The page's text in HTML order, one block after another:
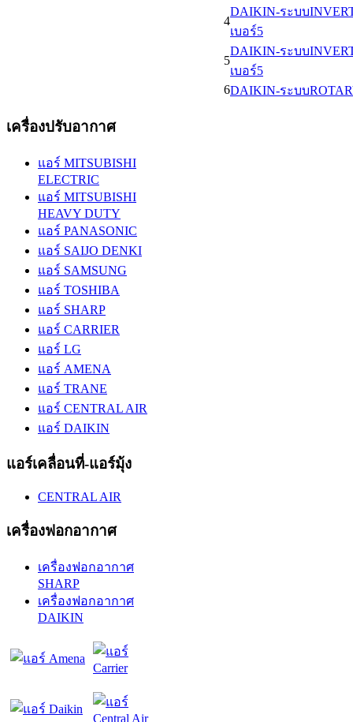
4
DAIKIN-ระบบ
เบอร์5
5
DAIKIN-ระบบ
เบอร์5
6DAIKIN-ระบบ
เครื่องปรับอากาศ
แอร์ MITSUBISHI
ELECTRIC
แอร์ MITSUBISHI
HEAVY DUTY
แอร์ PANASONIC
แอร์ SAIJO DENKI
แอร์ SAMSUNG
แอร์ TOSHIBA
แอร์ SHARP
แอร์ CARRIER
แอร์ LG
แอร์ AMENA
แอร์ TRANE
แอร์ CENTRAL AIR
แอร์ DAIKIN
แอร์เคลื่อนที่-แอร์มุ้ง
CENTRAL AIR
เครื่องฟอกอากาศ
เครื่องฟอกอากาศ
SHARP
เครื่องฟอกอากาศ
DAIKIN